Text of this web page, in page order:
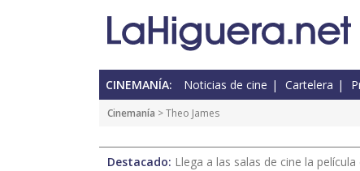
CINEMANÍA: Noticias de cine Cartelera
Cinemanía > Theo James
Destacado: Llega a las salas de cine la